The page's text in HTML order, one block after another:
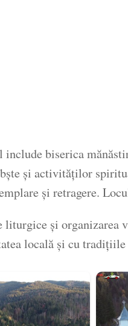
include biserica
și activităților
și retragere.
și organizarea
locală și cu